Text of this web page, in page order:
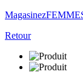
Magasinez
Retour